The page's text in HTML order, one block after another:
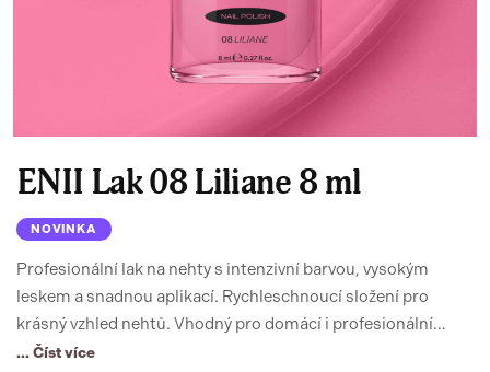
ENII Lak 08 Liliane 8 ml
NOVINKA
Profesionální lak na nehty s intenzivní barvou, vysokým
leskem a snadnou aplikací. Rychleschnoucí složení pro
krásný vzhled nehtů. Vhodný pro domácí i profesionální
použití.
... Číst více